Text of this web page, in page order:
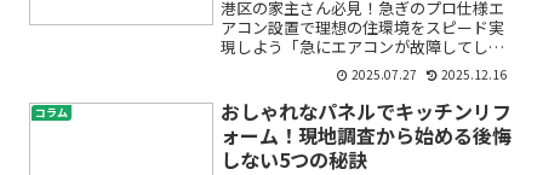
港区の家主さん必見！急ぎのプロ仕様エ
アコン設置で理想の住環境をスピード実
現しよう「急にエアコンが故障してしま
った」「入居者の入れ替えが迫っていて
早くエアコン工事を済ませたい」港区で
賃貸物件やマンションを所有する家主さ
んで、このような緊急事態...
2025.07.27 2025.12.16
コラム
おしゃれなパネルでキッチンリフ
ォーム！現地調査から始める後悔
しない5つの秘訣